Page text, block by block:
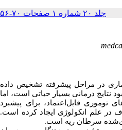
جلد ۲۰ شماره ۱ صفحات ۷۰-۵۶
در مراحل پیشرفته تشخیص داده
درمانی بسیار حیاتی است، اما
توموری قابل‌اعتماد، برای پیشبرد
در علم انکولوژی ایجاد کرده است.
سرطان ریه است.